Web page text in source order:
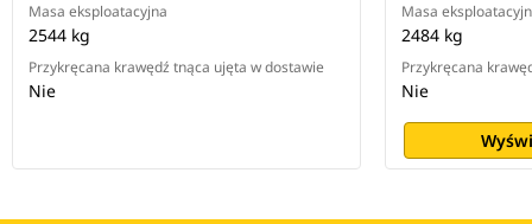
Masa eksploatacyjna
2544 kg
Przykręcana krawędź tnąca ujęta w dostawie
Nie
Masa
2484 kg
Przykręcana
Nie